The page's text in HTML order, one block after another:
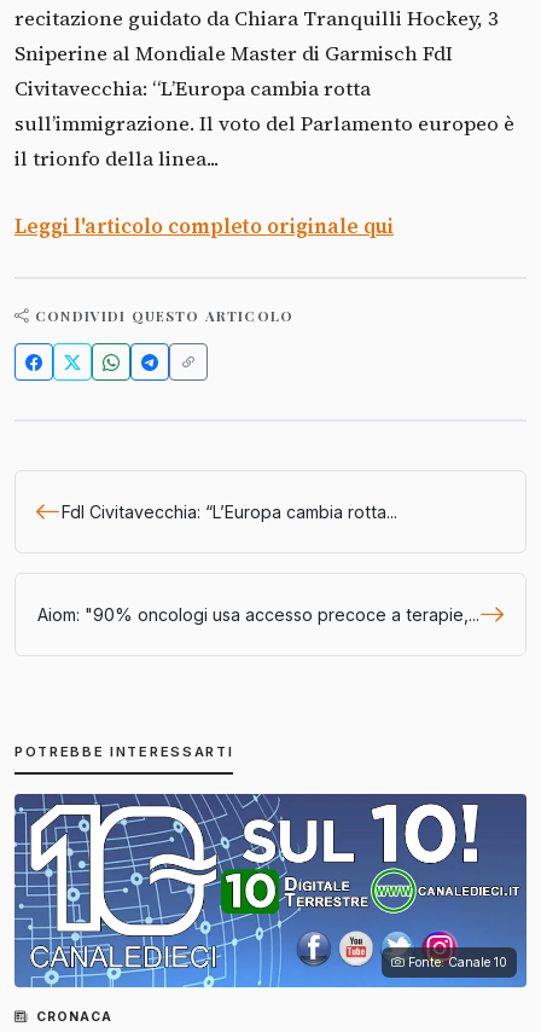
recitazione guidato da Chiara Tranquilli Hockey, 3
Sniperine al Mondiale Master di Garmisch FdI
Civitavecchia: “L’Europa cambia rotta
sull’immigrazione. Il voto del Parlamento europeo è
il trionfo della linea...
Leggi l'articolo completo originale qui
CONDIVIDI QUESTO ARTICOLO
FdI Civitavecchia: “L’Europa cambia rotta...
Aiom: "90% oncologi usa accesso precoce a terapie,...
POTREBBE INTERESSARTI
Fonte: Canale 10
CRONACA